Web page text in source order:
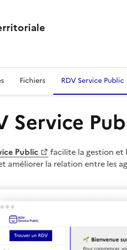
Fichiers RDV Service Public
Service
Public
facilite la gestion et
améliorer la relation entre les